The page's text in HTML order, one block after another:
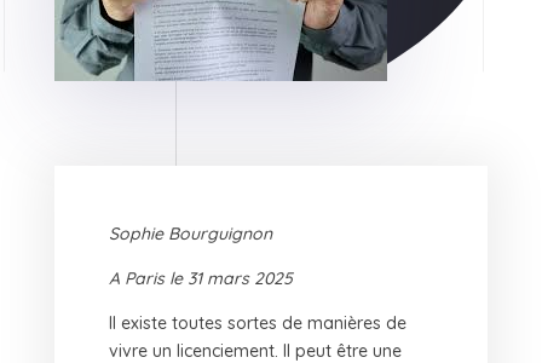
Sophie Bourguignon
A Paris le 31 mars 2025
Il existe toutes sortes de manières de
vivre un licenciement. Il peut être une